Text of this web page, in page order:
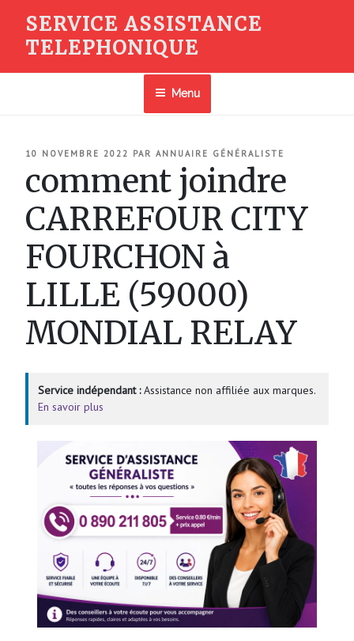
contenu
SERVICE ASSISTANCE
TELEPHONIQUE
Menu
PUBLIÉ
10 NOVEMBRE 2022 PAR ANNUAIRE GÉNÉRALISTE
comment joindre
CARREFOUR CITY
FOURCHON à
LILLE (59000)
MONDIAL RELAY
Service indépendant :Assistance non affiliée aux marques.
En savoir plus